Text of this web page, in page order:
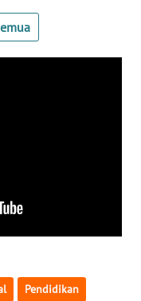
Pendidikan